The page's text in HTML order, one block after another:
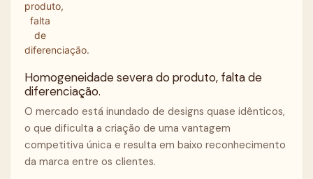
Homogeneidade severa do produto, falta de
diferenciação.
O mercado está inundado de designs quase idênticos,
o que dificulta a criação de uma vantagem
competitiva única e resulta em baixo reconhecimento
da marca entre os clientes.